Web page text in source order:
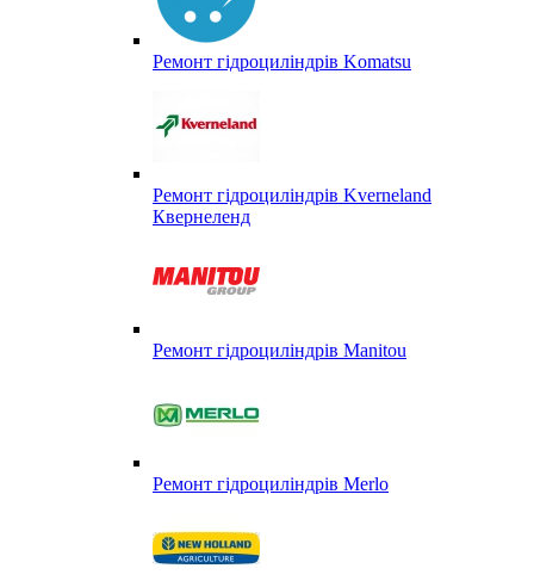
Ремонт гідроциліндрів Komatsu
Ремонт гідроциліндрів Kverneland
Квернеленд
Ремонт гідроциліндрів Manitou
Ремонт гідроциліндрів Merlo